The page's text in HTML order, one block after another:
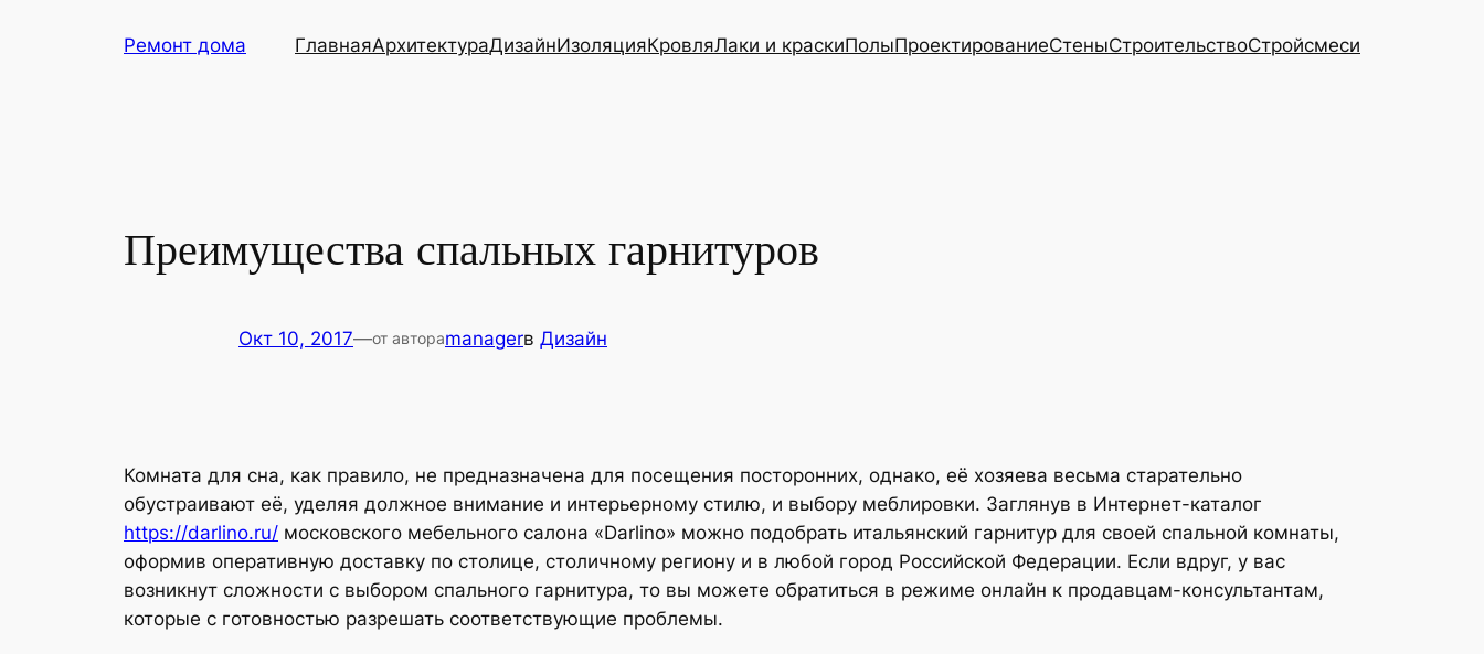
Ремонт дома ГлавнаяАрхитектураДизайнИзоляцияКровляЛаки и краскиПолыПроектированиеСтеныСтроительствоСтройсмеси
Преимущества спальных гарнитуров
Окт 10, 2017—от автораmanagerв Дизайн
Комната для сна, как правило, не предназначена для посещения посторонних, однако, её хозяева весьма старательно
обустраивают её, уделяя должное внимание и интерьерному стилю, и выбору меблировки. Заглянув в Интернет-каталог
https://darlino.ru/ московского мебельного салона «Darlino» можно подобрать итальянский гарнитур для своей спальной комнаты,
оформив оперативную доставку по столице, столичному региону и в любой город Российской Федерации. Если вдруг, у вас
возникнут сложности с выбором спального гарнитура, то вы можете обратиться в режиме онлайн к продавцам-консультантам,
которые с готовностью разрешать соответствующие проблемы.